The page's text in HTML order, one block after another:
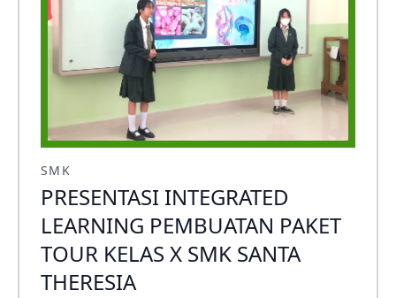
SMK
PRESENTASI INTEGRATED
LEARNING PEMBUATAN PAKET
TOUR KELAS X SMK SANTA
THERESIA